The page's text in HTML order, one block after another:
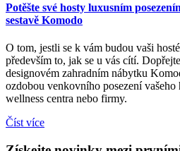
Potěšte své hosty luxusním
sestavě Komodo
O tom, jestli se k vám budou vaši
především to, jak se u vás cítí.
designovém zahradním nábytku
ozdobou venkovního posezení vašeho
wellness centra nebo firmy.
Číst více